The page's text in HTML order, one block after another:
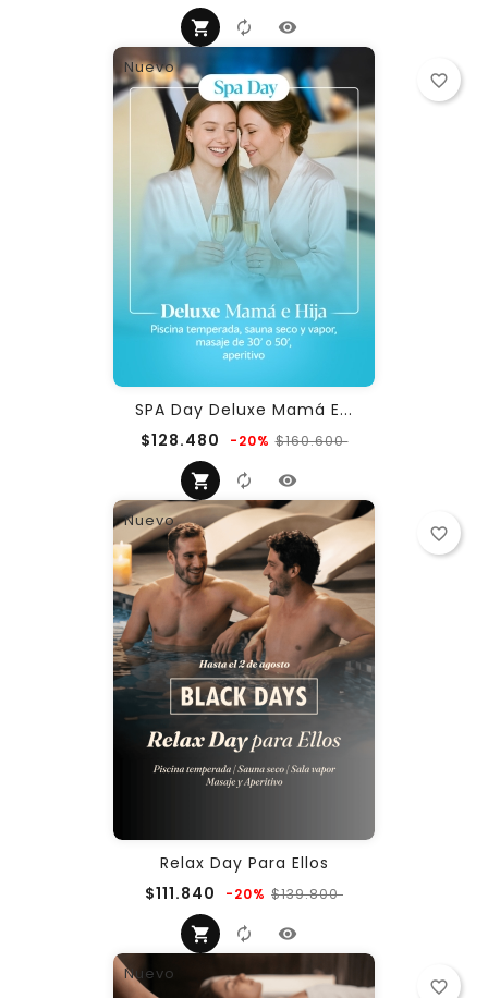
Nuevo
SPA Day Deluxe Mamá E...
$128.480 Precio
-20% $160.600Precio
favorite_border
Nuevo
Relax Day Para Ellos
$111.840 Precio
-20% $139.800Precio
favorite_border
Nuevo
favorite_border